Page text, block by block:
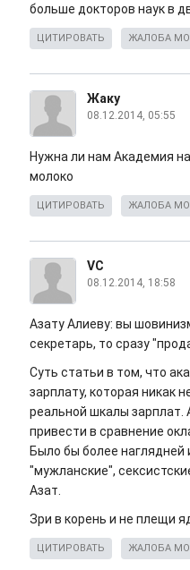
больше докторов наук в
ЦИТИРОВАТЬ ЖАЛОБА
Жаку
08.12.2014, 05:55
Нужна ли нам Академия
молоко
ЦИТИРОВАТЬ ЖАЛОБА
VC
08.12.2014, 18:58
Азату Алиеву: вы
секретарь, то сразу
Суть статьи в том, что
зарплату, которая никак
реальной шкалы зарплат.
привести в сравнение
Было бы более наглядней
"мужланские",
Азат.
Зри в корень и не плещи
ЦИТИРОВАТЬ ЖАЛОБА